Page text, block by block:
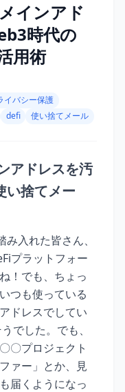
インアド
時代の
用術
イバシー保護
defi 使い捨てメール
アドレスを汚
い捨てメー
入れた皆さん、
プラットフォー
！でも、ちょっ
つも使っている
ドレスでしてい
でした。でも、
〇プロジェクト
ァー」とか、見
届くようになっ